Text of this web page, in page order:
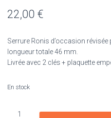
22,00 €
Serrure Ronis d’occasion
longueur totale 46 mm.
Livrée avec 2 clés + plaquette
En stock
quantité